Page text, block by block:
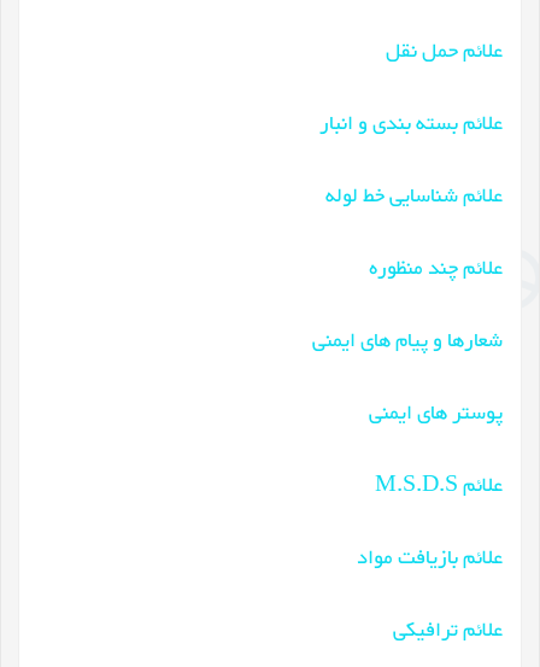
علائم حمل نقل
علائم بسته بندی و انبار
علائم شناسایی خط لوله
علائم چند منظوره
شعارها و پیام های ایمنی
پوستر های ایمنی
علائم M.S.D.S
علائم بازیافت مواد
علائم ترافیکی